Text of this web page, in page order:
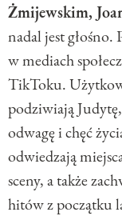
Żmijewskim,
nadal jest głośno.
w mediach
TikToku.
podziwiają
odwagę i chęć
odwiedzają
sceny, a także
hitów z początku